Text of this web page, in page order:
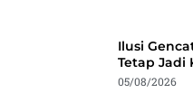
Ilusi
Tetap Jadi
05/08/2026